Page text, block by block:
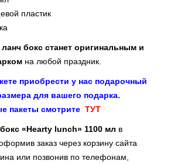
пластик
бокс станет оригинальным и
на любой праздник.
приобрести у нас подарочный
для вашего подарка.
пакеты смотрите ТУТ
«Нearty lunch» 1100 мл в
заказ через корзину сайта
или позвонив по телефонам,